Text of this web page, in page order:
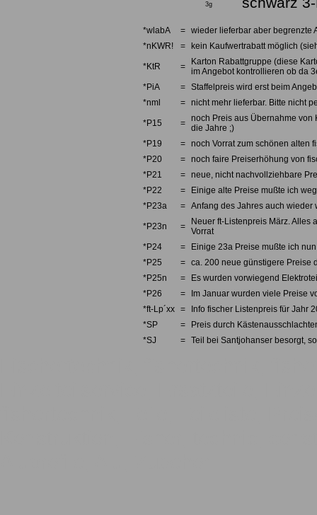
3g
*wlabA = wieder lieferbar aber begrenzte
*nKWR!
= kein Kaufwertrabatt möglich
*KtR =
Karton Rabattgruppe (diese
im Angebot kontrollieren ob da
*PiA
= Staffelpreis wird erst beim
*nml
= nicht mehr lieferbar. Bitte nicht
*P15 = noch Preis aus Übernahme von
die Jahre ;)
*P19
= noch Vorrat zum schönen alten
*P20
= noch faire Preiserhöhung von
*P21
= neue, nicht nachvollziehbare
*P22
=
Einige alte Preise mußte ich
*P23a
= Anfang des Jahres auch
*P23n =
Neuer ft-Listenpreis März. Alles
Vorrat
*P24
=
Einige 23a Preise mußte ich
*P25
= ca. 200 neue günstigere Preise
*P25n
=
Es wurden vorwiegend
*P26
=
Im Januar wurden viele Preise
*ft-Lp´xx =
Info fischer Listenpreis für Jahr
*SP
=
Preis durch
*SJ
= Teil bei Santjohanser besorgt,